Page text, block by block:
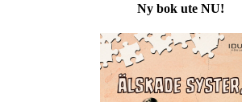
Ny bok ute NU!